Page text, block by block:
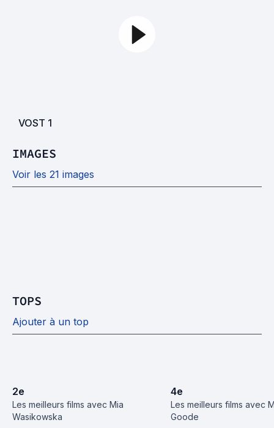
VOST 1
IMAGES
Voir les 21 images
TOPS
Ajouter à un top
2e
Les meilleurs films avec Mia
Wasikowska
4e
Les meilleurs films avec
Goode